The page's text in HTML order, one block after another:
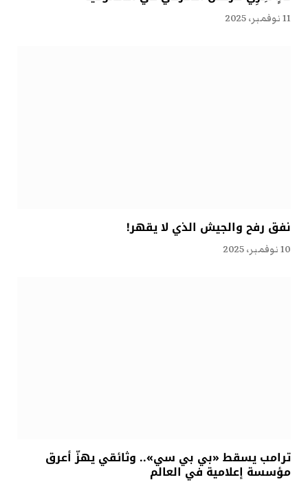
11 نوفمبر، 2025
نفق رفح والجيش الذي لا يقهر!
10 نوفمبر، 2025
ترامب يسقط «بي بي سي».. وثائقي يهزّ أعرق
مؤسسة إعلامية في العالم